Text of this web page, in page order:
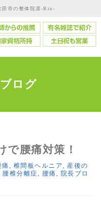
田市の整体院凛-Rin-
ログ
で腰痛対策！
, 椎間板ヘルニア , 産後の
腰椎分離症 , 腰痛 , 院長ブロ